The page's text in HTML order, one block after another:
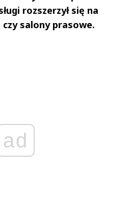
rozszerzył się na
salony prasowe.
ad